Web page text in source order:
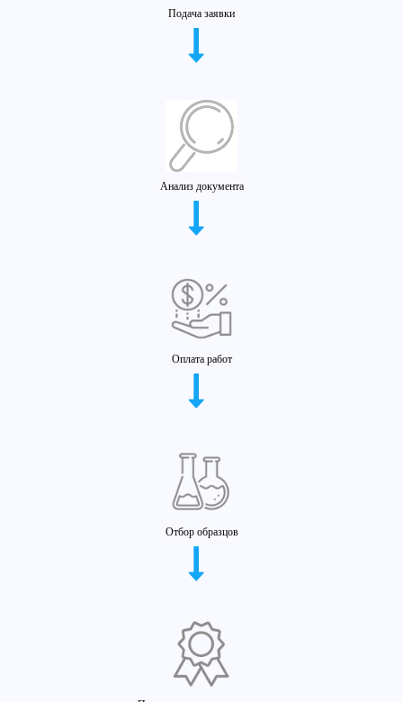
Подача заявки
Анализ документа
Оплата работ
Отбор образцов